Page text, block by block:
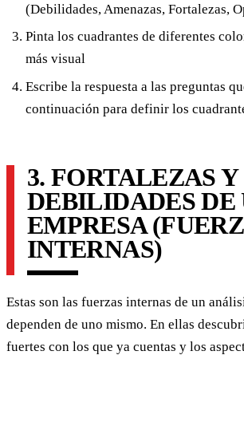
(Debilidades, Amenazas, Fortalezas,
Pinta los cuadrantes de diferentes
más visual
Escribe la respuesta a las preguntas
continuación para definir los
3. FORTALEZAS Y
DEBILIDADES DE
EMPRESA
INTERNAS)
Estas son las fuerzas internas de un
dependen de uno mismo. En ellas
fuertes con los que ya cuentas y los